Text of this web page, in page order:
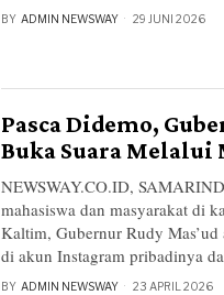
BY ADMIN NEWSWAY 29 JUNI 2026
Pasca Didemo,
Buka Suara Melalui
NEWSWAY.CO.ID,
mahasiswa dan masyarakat di
Kaltim, Gubernur Rudy
di akun Instagram pribadinya
BY ADMIN NEWSWAY 23 APRIL 2026